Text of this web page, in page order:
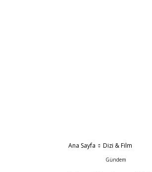
Ana Sayfa Dizi & Film
Gündem